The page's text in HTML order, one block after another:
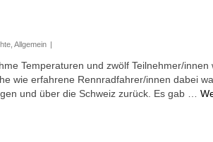
,Allgemein |
Temperaturen und zwölf Teilnehmer/
wie erfahrene Rennradfahrer/innen dabei
und über die Schweiz zurück. Es gab …